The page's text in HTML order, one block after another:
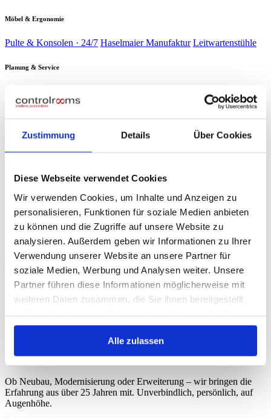
Zustimmung Details Über Cookies
Diese Webseite verwendet Cookies
Wir verwenden Cookies, um Inhalte und Anzeigen zu
personalisieren, Funktionen für soziale Medien anbieten
zu können und die Zugriffe auf unsere Website zu
analysieren. Außerdem geben wir Informationen zu Ihrer
Verwendung unserer Website an unsere Partner für
soziale Medien, Werbung und Analysen weiter. Unsere
Partner führen diese Informationen möglicherweise mit
weiteren Daten zusammen, die Sie ihnen bereitgestellt
gesammelt haben.
Alle zulassen
Möbel & Ergonomie
Pulte & Konsolen · 24/7 Haselmaier Manufaktur Leitwartenstühle
Planung & Service
Verträge Verbrauchsmaterial
BahnLeitzentralen & Stellwerkstechnik Sicherheit &
Planung & Design
Journal
Presse▾
ORF NÖ BerichtTV-Beitrag: Spezialist für Leitzentralen Fachartikel
Produktportfolio auf einen Blick
Über uns
KI
Beratung anfragen→
Start
Schlagwort: Zertifizierung
Schlagwort: Zertifizierung
Keine Beiträge gefunden.
Sprechen wir über Ihren Kontroll∞raum.
Ob Neubau, Modernisierung oder Erweiterung – wir bringen die
Erfahrung aus über 25 Jahren mit. Unverbindlich, persönlich, auf
Augenhöhe.